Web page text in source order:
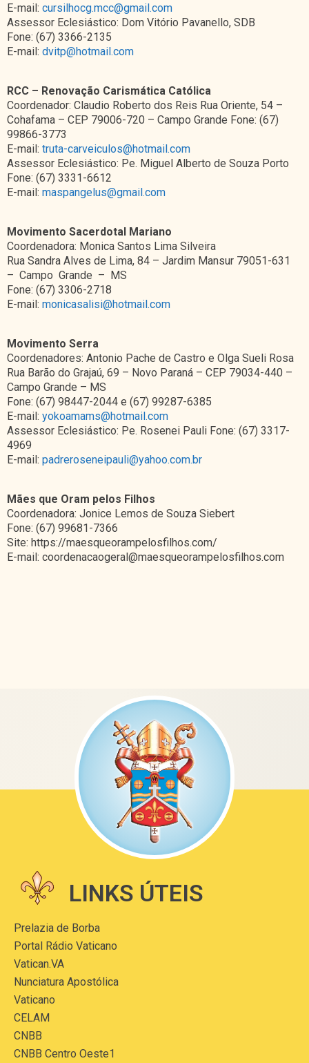
E-mail: cursilhocg.mcc@gmail.com
Assessor Eclesiástico: Dom Vitório Pavanello, SDB
Fone: (67) 3366-2135
E-mail: dvitp@hotmail.com
RCC – Renovação Carismática Católica
Coordenador: Claudio Roberto dos Reis Rua Oriente, 54 –
Cohafama – CEP 79006-720 – Campo Grande Fone: (67)
99866-3773
E-mail: truta-carveiculos@hotmail.com
Assessor Eclesiástico: Pe. Miguel Alberto de Souza Porto
Fone: (67) 3331-6612
E-mail: maspangelus@gmail.com
Movimento Sacerdotal Mariano
Coordenadora: Monica Santos Lima Silveira
Rua Sandra Alves de Lima, 84 – Jardim Mansur 79051-631
– Campo Grande – MS
Fone: (67) 3306-2718
E-mail: monicasalisi@hotmail.com
Movimento Serra
Coordenadores: Antonio Pache de Castro e Olga Sueli Rosa
Rua Barão do Grajaú, 69 – Novo Paraná – CEP 79034-440 –
Campo Grande – MS
Fone: (67) 98447-2044 e (67) 99287-6385
E-mail: yokoamams@hotmail.com
Assessor Eclesiástico: Pe. Rosenei Pauli Fone: (67) 3317-
4969
E-mail: padreroseneipauli@yahoo.com.br
Mães que Oram pelos Filhos
Coordenadora: Jonice Lemos de Souza Siebert
Fone: (67) 99681-7366
Site: https://maesqueorampelosfilhos.com/
E-mail: coordenacaogeral@maesqueorampelosfilhos.com
LINKS ÚTEIS
Prelazia de Borba
Portal Rádio Vaticano
Vatican.VA
Nunciatura Apostólica
Vaticano
CELAM
CNBB
CNBB Centro Oeste1